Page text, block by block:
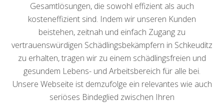
Gesamtlösungen, die sowohl effizient als auch
kosteneffizient sind. Indem wir unseren Kunden
beistehen, zeitnah und einfach Zugang zu
vertrauenswürdigen Schädlingsbekämpfern in Schkeuditz
zu erhalten, tragen wir zu einem schädlingsfreien und
gesundem Lebens- und Arbeitsbereich für alle bei.
Unsere Webseite ist demzufolge ein relevantes wie auch
seriöses Bindeglied zwischen Ihren